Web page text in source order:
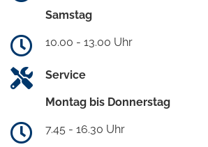
Samstag
10.00 - 13.00 Uhr
Service
Montag bis Donnerstag
7.45 - 16.30 Uhr